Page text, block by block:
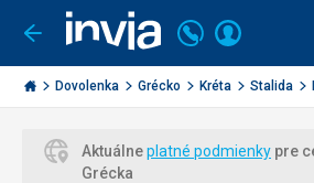
Ísť
späť
Invia.sk
Volajte
+421
2
3221
Prihlásiť
Dovolenka Grécko Kréta Stalida
Aktuálneplatné podmienky pre
Grécka